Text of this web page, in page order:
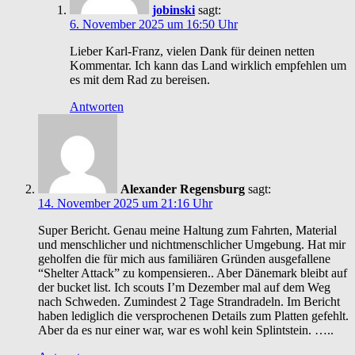
jobinski sagt:
6. November 2025 um 16:50 Uhr
Lieber Karl-Franz, vielen Dank für deinen netten
Kommentar. Ich kann das Land wirklich empfehlen um
es mit dem Rad zu bereisen.
Antworten
Alexander Regensburg sagt:
14. November 2025 um 21:16 Uhr
Super Bericht. Genau meine Haltung zum Fahrten, Material
und menschlicher und nichtmenschlicher Umgebung. Hat mir
geholfen die für mich aus familiären Gründen ausgefallene
“Shelter Attack” zu kompensieren.. Aber Dänemark bleibt auf
der bucket list. Ich scouts I’m Dezember mal auf dem Weg
nach Schweden. Zumindest 2 Tage Strandradeln. Im Bericht
haben lediglich die versprochenen Details zum Platten gefehlt.
Aber da es nur einer war, war es wohl kein Splintstein. …..